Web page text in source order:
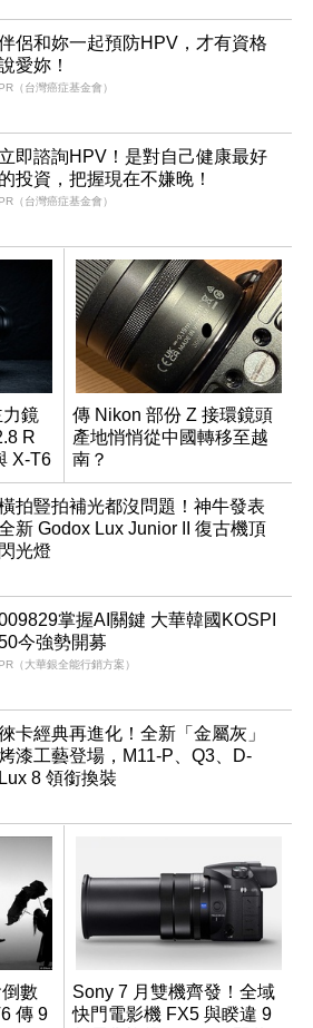
侶和妳一起預防HPV，才有資格
愛妳！
PR（台灣癌症基金會）
立即諮詢HPV！是對自己健康最好
的投資，把握現在不嫌晚！
PR（台灣癌症基金會）
鏡
R
X-T6
傳 Nikon 部份 Z 接環鏡頭
產地悄悄從中國轉移至越
南？
拍豎拍補光都沒問題！神牛發表
新 Godox Lux Junior II 復古機頂
閃光燈
掌握AI關鍵 大華韓國KOSPI
今強勢開募
PR（大華銀全能行銷方案）
卡經典再進化！全新「金屬灰」
漆工藝登場，M11-P、Q3、D-
Lux 8 領銜換裝
數
傳 9
Sony 7 月雙機齊發！全域
快門電影機 FX5 與睽違 9